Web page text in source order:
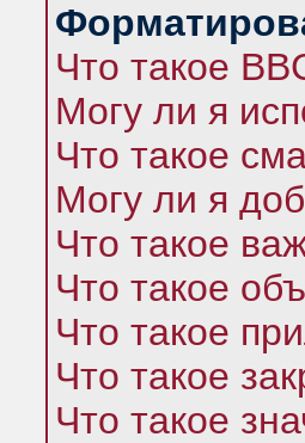
Что такое
Могу ли я
Что такое
Могу ли я
Что такое
Что такое
Что такое
Что такое
Что такое